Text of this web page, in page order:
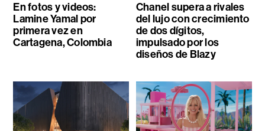
En fotos y videos:
Lamine Yamal por
primera vez en
Cartagena, Colombia
Chanel supera a rivales
del lujo con crecimiento
de dos dígitos,
impulsado por los
diseños de Blazy